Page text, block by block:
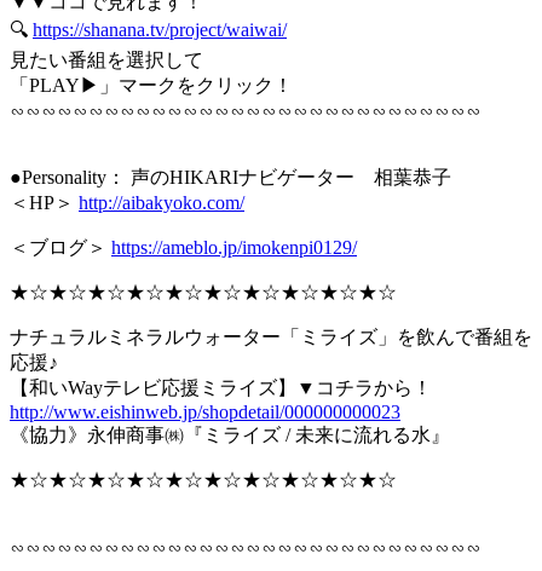
🔍 https://shanana.tv/project/waiwai/
見たい番組を選択して
「PLAY▶」マークをクリック！
∽∽∽∽∽∽∽∽∽∽∽∽∽∽∽∽∽∽∽∽∽∽∽∽∽∽∽∽∽∽
●Personality： 声のHIKARIナビゲーター 相葉恭子
＜HP＞ http://aibakyoko.com/
＜ブログ＞ https://ameblo.jp/imokenpi0129/
★☆★☆★☆★☆★☆★☆★☆★☆★☆★☆
ナチュラルミネラルウォーター「ミライズ」を飲んで番組を
応援♪
【和いWayテレビ応援ミライズ】▼コチラから！
http://www.eishinweb.jp/shopdetail/000000000023
《協力》永伸商事㈱『ミライズ / 未来に流れる水』
★☆★☆★☆★☆★☆★☆★☆★☆★☆★☆
∽∽∽∽∽∽∽∽∽∽∽∽∽∽∽∽∽∽∽∽∽∽∽∽∽∽∽∽∽∽